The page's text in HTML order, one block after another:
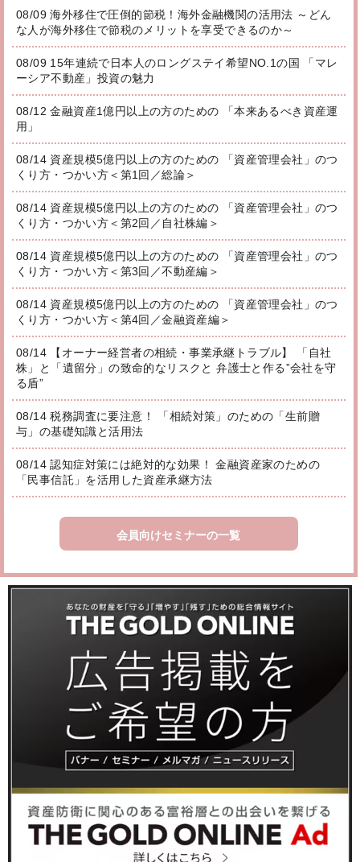
08/09 海外移住で圧倒的節税！海外金融機関の活用法 ～どん
な人が海外移住で節税のメリットを享受できるのか～
08/09 15年連続で日本人のロングステイ希望NO.1の国 「マレ
ーシア不動産」投資の魅力
08/12 金融資産1億円以上の方のための 「本来あるべき資産運
用」
08/14 資産規模5億円以上の方のための 「資産管理会社」のつ
くり方・つかい方＜第1回／総論＞
08/14 資産規模5億円以上の方のための 「資産管理会社」のつ
くり方・つかい方＜第2回／自社株編＞
08/14 資産規模5億円以上の方のための 「資産管理会社」のつ
くり方・つかい方＜第3回／不動産編＞
08/14 資産規模5億円以上の方のための 「資産管理会社」のつ
くり方・つかい方＜第4回／金融資産編＞
08/14 【オーナー経営者の相続・事業承継トラブル】 「自社
株」と「遺留分」の致命的なリスクと 弁護士と作る”会社を守
る盾”
08/14 税務調査に要注意！ 「相続対策」のための「生前贈
与」の基礎知識と活用法
08/14 認知症対策には絶対的な効果！ 金融資産家のための
「民事信託」を活用した資産承継方法
会員向けセミナーの一覧